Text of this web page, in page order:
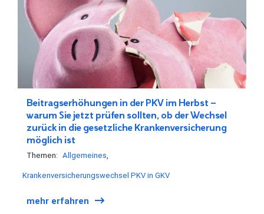
Beitragserhöhungen in der PKV im Herbst –
warum Sie jetzt prüfen sollten, ob der Wechsel
zurück in die gesetzliche Krankenversicherung
möglich ist
Themen: Allgemeines
Krankenversicherungswechsel PKV in GKV
mehr erfahren